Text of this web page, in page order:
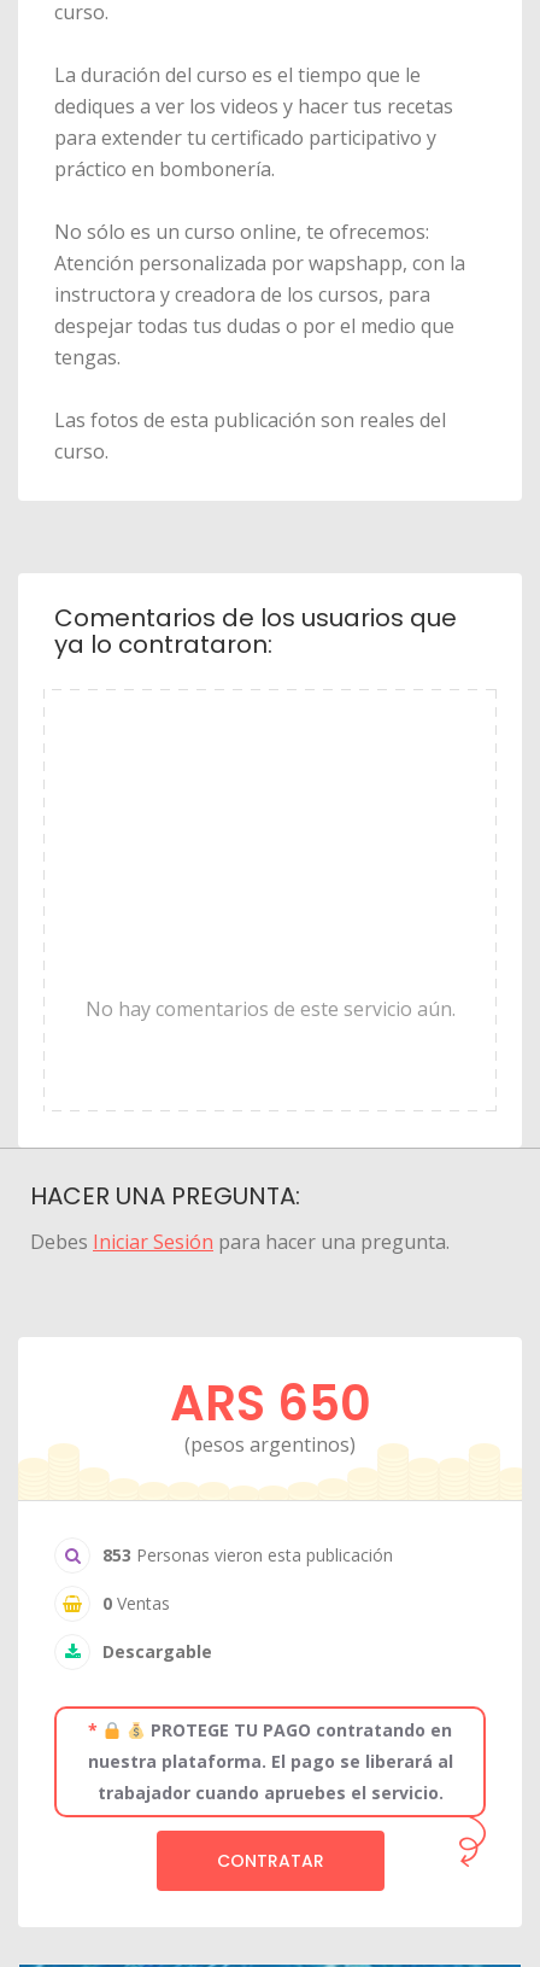
curso.
La duración del curso es el tiempo que le
dediques a ver los videos y hacer tus recetas
para extender tu certificado participativo y
práctico en bombonería.
No sólo es un curso online, te ofrecemos:
Atención personalizada por wapshapp, con la
instructora y creadora de los cursos, para
despejar todas tus dudas o por el medio que
tengas.
Las fotos de esta publicación son reales del
curso.
Comentarios de los usuarios que
ya lo contrataron:
No hay comentarios de este servicio aún.
HACER UNA PREGUNTA:
Debes Iniciar Sesión para hacer una pregunta.
ARS 650
(pesos argentinos)
853 Personas vieron esta publicación
0 Ventas
Descargable
*
PROTEGE TU PAGO contratando en
nuestra plataforma. El pago se liberará al
trabajador cuando apruebes el servicio.
CONTRATAR